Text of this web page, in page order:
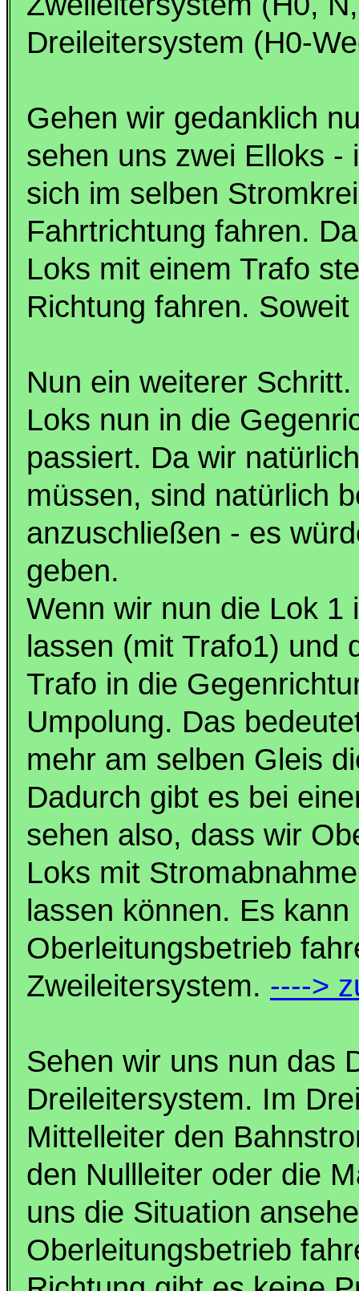
Dreileitersystem (H0-
Gehen wir gedanklich
sehen uns zwei Elloks -
sich im selben
Fahrtrichtung fahren.
Loks mit einem Trafo
Richtung fahren.
Nun ein weiterer
Loks nun in die
passiert. Da wir
müssen, sind natürlich
anzuschließen - es
geben.
Wenn wir nun die Lok 1
lassen (mit Trafo1) und
Trafo in die
Umpolung. Das
mehr am selben Gleis
Dadurch gibt es bei
sehen also, dass wir
Loks mit
lassen können. Es
Oberleitungsbetrieb
Zweileitersystem. ---->
Sehen wir uns nun das
Dreileitersystem. Im
Mittelleiter den
den Nullleiter oder die
uns die Situation
Oberleitungsbetrieb